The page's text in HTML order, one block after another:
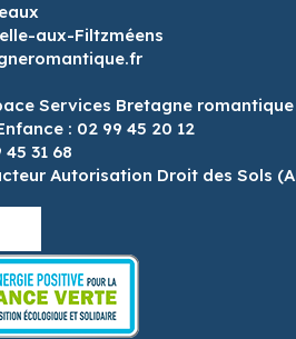
aux-Filtzméens
Services Bretagne romantique
: 02 99 45 20 12
45 31 68
Autorisation Droit des Sols